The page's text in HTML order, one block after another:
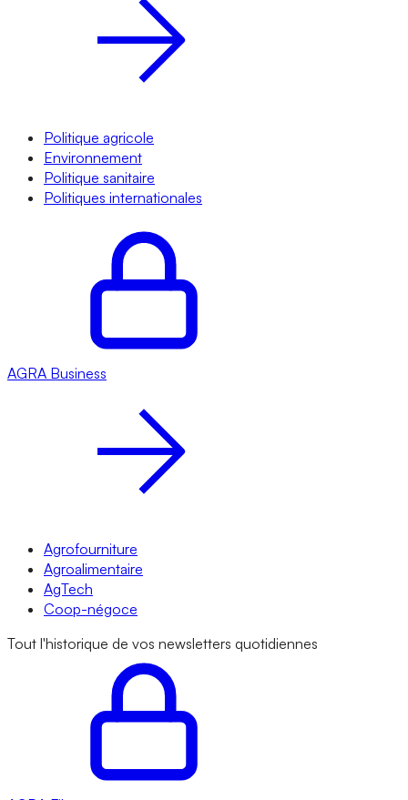
Politique agricole
Environnement
Politique sanitaire
Politiques internationales
AGRA Business
Agrofourniture
Agroalimentaire
AgTech
Coop-négoce
Tout l'historique de vos newsletters quotidiennes